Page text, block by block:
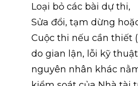
Loại bỏ các bài dự thi,
Sửa đổi, tạm dừng
Cuộc thi nếu cần thiết
do gian lận, lỗi kỹ
nguyên nhân khác